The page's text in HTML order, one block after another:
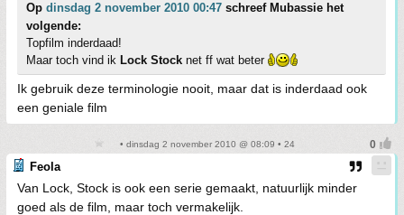
Op dinsdag 2 november 2010 00:47 schreef Mubassie het
volgende:
Topfilm inderdaad!
Maar toch vind ik Lock Stock net ff wat beter
Ik gebruik deze terminologie nooit, maar dat is inderdaad ook
een geniale film
• dinsdag 2 november 2010 @ 08:09 • 24
Feola
Van Lock, Stock is ook een serie gemaakt, natuurlijk minder
goed als de film, maar toch vermakelijk.